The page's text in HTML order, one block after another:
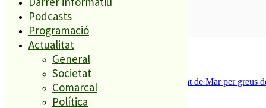
Podcasts
Programació
Actualitat
General
Societat
Comarcal
Política
SUBSCRIURE’M
És tendència ara
Tanquen un local de menjar ràpid a Malgrat de Mar per greus
ESPORTS CAP DE SETMANA